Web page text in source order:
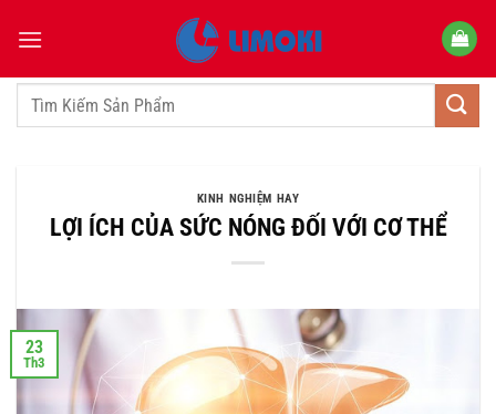
qua
dungTìm
KINH NGHIỆM HAY
LỢI ÍCH CỦA SỨC NÓNG ĐỐI VỚI CƠ THỂ
23
Th3